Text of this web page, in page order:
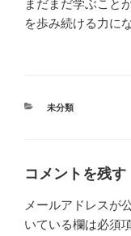
まだまだ学ぶこと
を歩み続ける力にな
カ
未分類
コメントを残す
メールアドレスが
いている欄は必須